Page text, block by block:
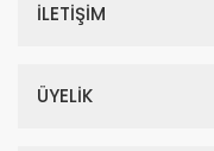
İLETİŞİM
ÜYELİK